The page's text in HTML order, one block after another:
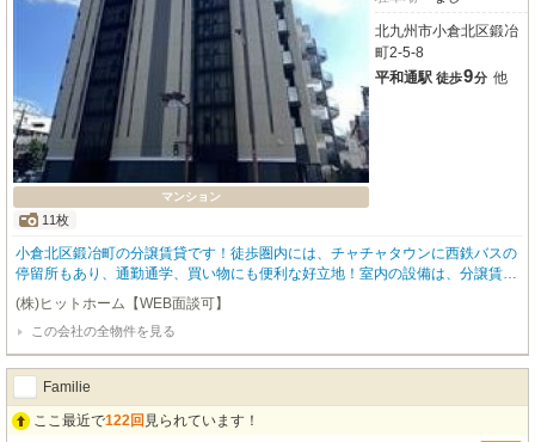
マンション
11枚
北九州市小倉北区鍛冶
町2-5-8
平和通駅 徒歩9分 他
小倉北区鍛冶町の分譲賃貸です！徒歩圏内には、チャチャタウンに西鉄バスの
停留所もあり、通勤通学、買い物にも便利な好立地！室内の設備は、分譲賃貸
というだけあり。全て一般的な賃貸物件よりもワンランク上の設備を完備！大
容量のウォークインクローゼットも完備しているので、収納には困りません！
ワンランク上の生活を始めてみませんか！
(株)ヒットホーム【WEB面談可】
この会社の全物件を見る
Familie
ここ最近で122回 見られています！